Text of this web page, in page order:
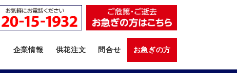
企業情報 供花注文 問合せ お急ぎの方